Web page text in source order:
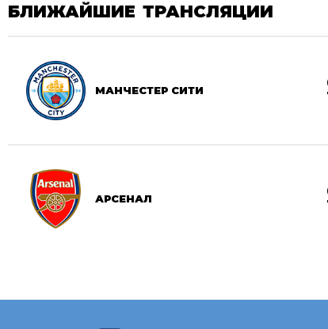
БЛИЖАЙШИЕ ТРАНСЛЯЦИИ
МАНЧЕСТЕР СИТИ
АРСЕНАЛ